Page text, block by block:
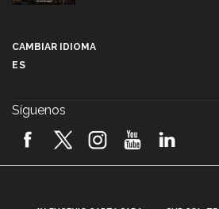
2026! (video)
CAMBIAR IDIOMA
ES
Síguenos